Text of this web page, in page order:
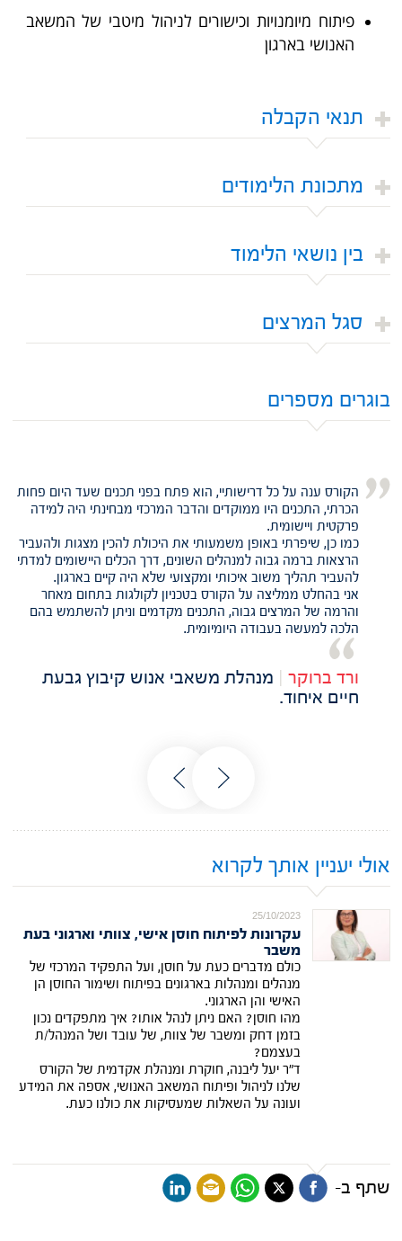
פיתוח מיומנויות וכישורים לניהול מיטבי של המשאב
האנושי בארגון
תנאי הקבלה
מתכונת הלימודים
בין נושאי הלימוד
סגל המרצים
בוגרים מספרים
הקורס ענה על כל דרישותיי, הוא פתח בפני תכנים שעד היום פחות
הכרתי, התכנים היו ממוקדים והדבר המרכזי מבחינתי היה למידה
פרקטית ויישומית.
כמו כן, שיפרתי באופן משמעותי את היכולת להכין מצגות ולהעביר
הרצאות ברמה גבוה למנהלים השונים, דרך הכלים היישומים למדתי
להעביר תהליך משוב איכותי ומקצועי שלא היה קיים בארגון.
אני בהחלט ממליצה על הקורס בטכניון לקולגות בתחום מאחר
והרמה של המרצים גבוה, התכנים מקדמים וניתן להשתמש בהם
הלכה למעשה בעבודה היומיומית.
ורד ברוקר
מנהלת משאבי אנוש קיבוץ גבעת
חיים איחוד.
אולי יעניין אותך לקרוא
25/10/2023
עקרונות לפיתוח חוסן אישי, צוותי וארגוני בעת
משבר
כולם מדברים כעת על חוסן, ועל התפקיד המרכזי של
מנהלים ומנהלות בארגונים בפיתוח ושימור החוסן הן
האישי והן הארגוני.
מהו חוסן? האם ניתן לנהל אותו? איך מתפקדים נכון
בזמן דחק ומשבר של צוות, של עובד ושל המנהל/ת
בעצמם?
ד"ר יעל ליבנה, חוקרת ומנהלת אקדמית של הקורס
שלנו לניהול ופיתוח המשאב האנושי, אספה את המידע
ועונה על השאלות שמעסיקות את כולנו כעת.
שתף ב-